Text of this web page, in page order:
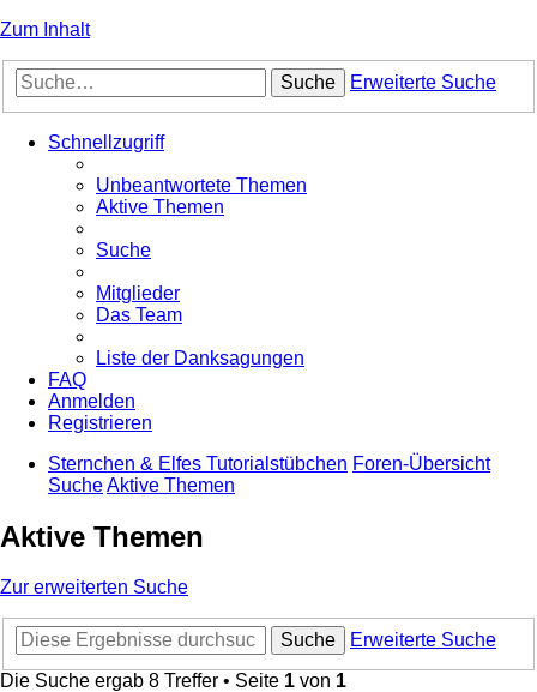
Zum Inhalt
Suche Erweiterte Suche
Schnellzugriff
Unbeantwortete Themen
Aktive Themen
Suche
Mitglieder
Das Team
Liste der Danksagungen
FAQ
Anmelden
Registrieren
Sternchen & Elfes Tutorialstübchen Foren-Übersicht
SucheAktive Themen
Aktive Themen
Zur erweiterten Suche
Suche
Erweiterte Suche
Die Suche ergab 8 Treffer • Seite 1 von 1